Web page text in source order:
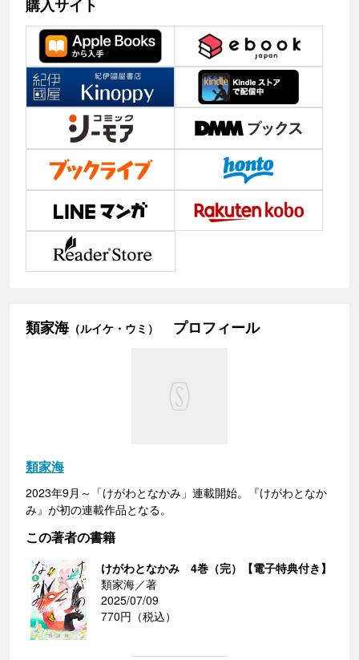
購入サイト
類家海（ルイケ・ウミ） プロフィール
類家海
2023年9月～「けがわとなかみ」連載開始。『けがわとなか
み』が初の連載作品となる。
この著者の書籍
けがわとなかみ 4巻（完）【電子特典付き】
類家海／著
2025/07/09
770円（税込）